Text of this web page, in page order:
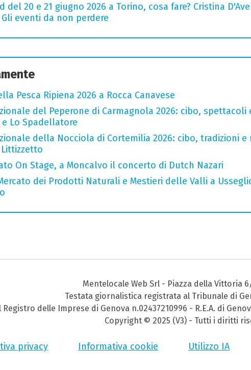
del 20 e 21 giugno 2026 a Torino, cosa fare? Cristina
Gli eventi da non perdere
Pesca Ripiena 2026 a Rocca Canavese
del Peperone di Carmagnola 2026: cibo,
e Lo Spadellatore
della Nocciola di Cortemilia 2026: cibo, tradizioni e
On Stage, a Moncalvo il concerto di Dutch Nazari
dei Prodotti Naturali e Mestieri delle Valli a
Mentelocale Web Srl - Piazza della Vittoria
Testata giornalistica registrata al Tribunale di
Registro delle Imprese di Genova n.02437210996 - R.E.A. di
Copyright © 2025 (V3) - Tutti i diritti
privacy Informativa cookie Utilizzo IA